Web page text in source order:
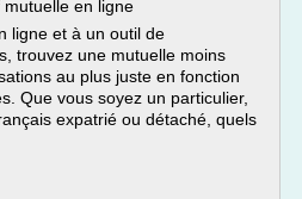
en ligne
ligne et à un outil de
trouvez une mutuelle moins
au plus juste en fonction
Que vous soyez un particulier,
expatrié ou détaché, quels